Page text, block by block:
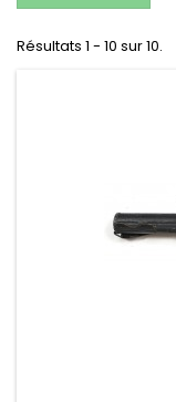
Résultats 1 - 10 sur 10.